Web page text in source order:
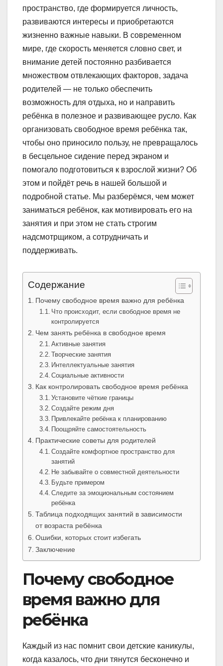
пространство, где формируется личность,
развиваются интересы и приобретаются
жизненно важные навыки. В современном
мире, где скорость меняется словно свет, и
внимание детей постоянно разбивается
множеством отвлекающих факторов, задача
родителей — не только обеспечить
возможность для отдыха, но и направить
ребёнка в полезное и развивающее русло. Как
организовать свободное время ребёнка так,
чтобы оно приносило пользу, не превращалось
в бесцельное сидение перед экраном и
помогало подготовиться к взрослой жизни? Об
этом и пойдёт речь в нашей большой и
подробной статье. Мы разберёмся, чем может
заниматься ребёнок, как мотивировать его на
занятия и при этом не стать строгим
надсмотрщиком, а сотрудничать и
поддерживать.
Содержание
Почему свободное время важно для ребёнка
Что происходит, если свободное время не
контролируется
Чем занять ребёнка в свободное время
Активные занятия
Творческие занятия
Интеллектуальные занятия
Социальные активности
Как контролировать свободное время ребёнка
Установите чёткие границы
Создайте режим дня
Привлекайте ребёнка к планированию
Поощряйте самостоятельность
Практические советы для родителей
Создайте комфортное пространство для
занятий
Не забывайте о совместной деятельности
Будьте примером
Следите за эмоциональным состоянием
ребёнка
Таблица подходящих занятий в зависимости
от возраста ребёнка
Ошибки, которых стоит избегать
Заключение
Почему свободное
время важно для
ребёнка
Каждый из нас помнит свои детские каникулы,
когда казалось, что дни тянутся бесконечно и